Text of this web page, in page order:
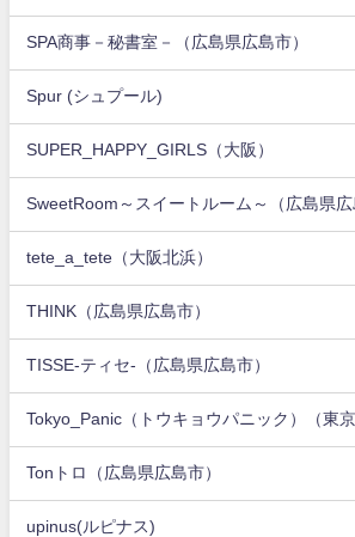
SPA商事－秘書室－（広島県広島市）
Spur (シュプール)
SUPER_HAPPY_GIRLS（大阪）
SweetRoom～スイートルーム～（広島県広
tete_a_tete（大阪北浜）
THINK（広島県広島市）
TISSE-ティセ-（広島県広島市）
Tokyo_Panic（トウキョウパニック）（東京
Tonトロ（広島県広島市）
upinus(ルピナス)